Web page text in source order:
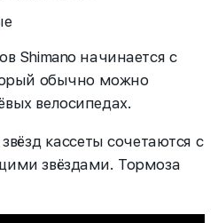
Shimano начинается с
обычно можно
велосипедах.
кассеты сочетаются с
звёздами. Тормоза